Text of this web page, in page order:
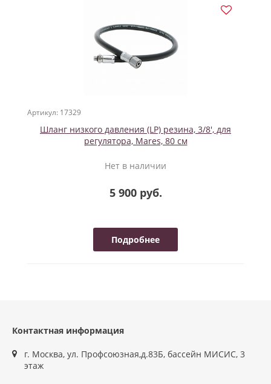
Артикул: 17329
Шланг низкого давления (LP) резина, 3/8', для
регулятора, Mares, 80 см
Нет в наличии
5 900 руб.
Подробнее
Контактная информация
г. Москва, ул. Профсоюзная,д.83Б, бассейн МИСИС, 3
этаж